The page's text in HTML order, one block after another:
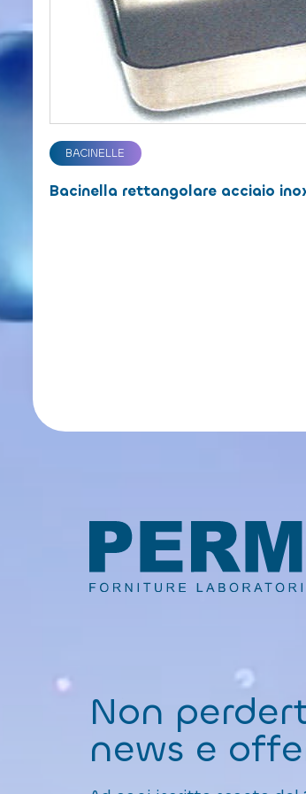
BACINELLE
Bacinella rettangolare acciaio
Non
news e